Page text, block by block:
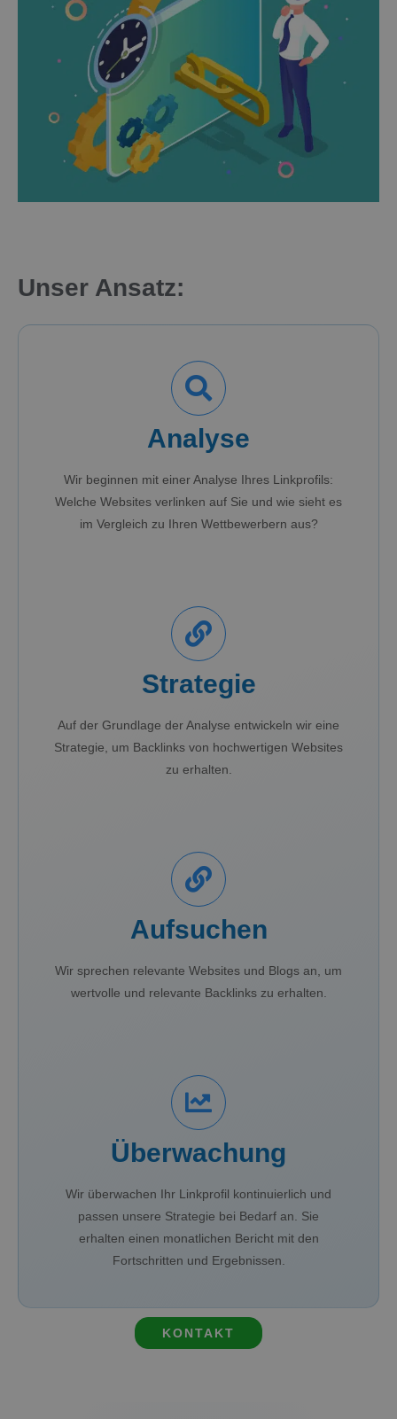
Unser Ansatz:
Analyse
Wir beginnen mit einer Analyse Ihres Linkprofils:
Welche Websites verlinken auf Sie und wie sieht es
im Vergleich zu Ihren Wettbewerbern aus?
Strategie
Auf der Grundlage der Analyse entwickeln wir eine
Strategie, um Backlinks von hochwertigen Websites
zu erhalten.
Aufsuchen
Wir sprechen relevante Websites und Blogs an, um
wertvolle und relevante Backlinks zu erhalten.
Überwachung
Wir überwachen Ihr Linkprofil kontinuierlich und
passen unsere Strategie bei Bedarf an. Sie
erhalten einen monatlichen Bericht mit den
Fortschritten und Ergebnissen.
KONTAKT